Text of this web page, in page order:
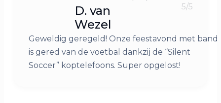
D. van
Wezel
5/5
Geweldig geregeld! Onze feestavond met band
is gered van de voetbal dankzij de “Silent
Soccer” koptelefoons. Super opgelost!